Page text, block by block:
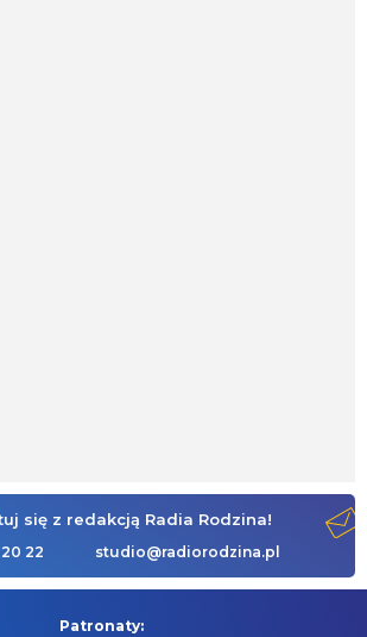
się z redakcją Radia Rodzina!
20 22 studio@radiorodzina.pl
Patronaty: